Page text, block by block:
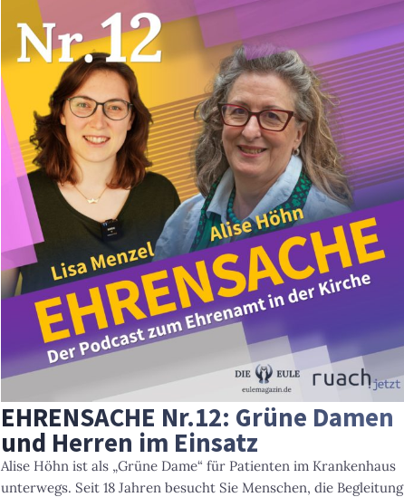
EHRENSACHE Nr.12: Grüne Damen
und Herren im Einsatz
Alise Höhn ist als „Grüne Dame“ für Patienten im Krankenhaus
unterwegs. Seit 18 Jahren besucht Sie Menschen, die Begleitung